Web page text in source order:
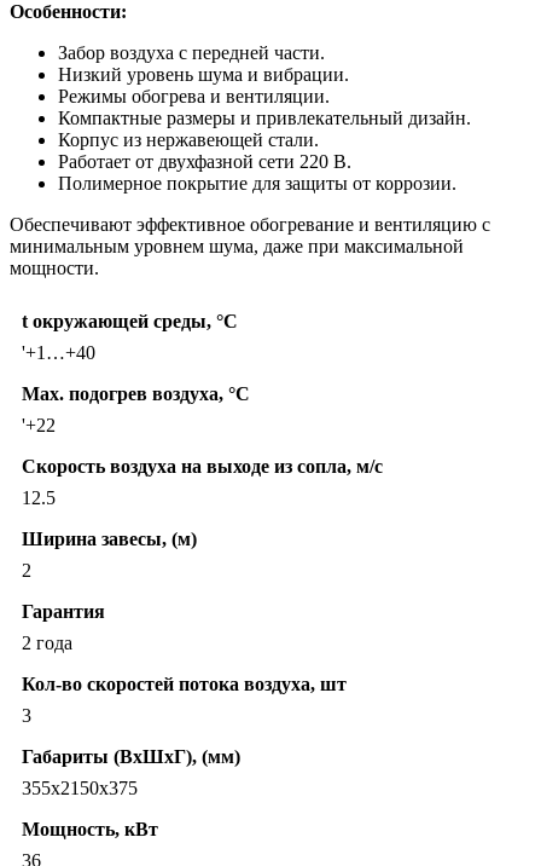
Особенности:
Забор воздуха с передней части.
Низкий уровень шума и вибрации.
Режимы обогрева и вентиляции.
Компактные размеры и привлекательный дизайн.
Корпус из нержавеющей стали.
Работает от двухфазной сети 220 В.
Полимерное покрытие для защиты от коррозии.
Обеспечивают эффективное обогревание и вентиляцию с
минимальным уровнем шума, даже при максимальной
мощности.
t окружающей среды, °C
'+1…+40
Max. подогрев воздуха, °C
'+22
Скорость воздуха на выходе из сопла, м/с
12.5
Ширина завесы, (м)
2
Гарантия
2 года
Кол-во скоростей потока воздуха, шт
3
Габариты (ВхШхГ), (мм)
355х2150х375
Мощность, кВт
36